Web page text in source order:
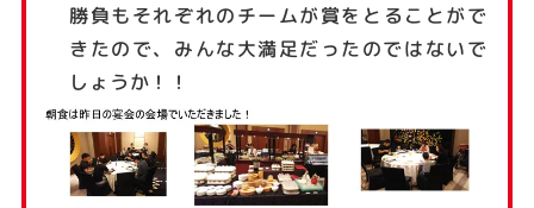
勝負もそれぞれのチームが賞をとることがで
きたので、みんな大満足だったのではないで
しょうか！！